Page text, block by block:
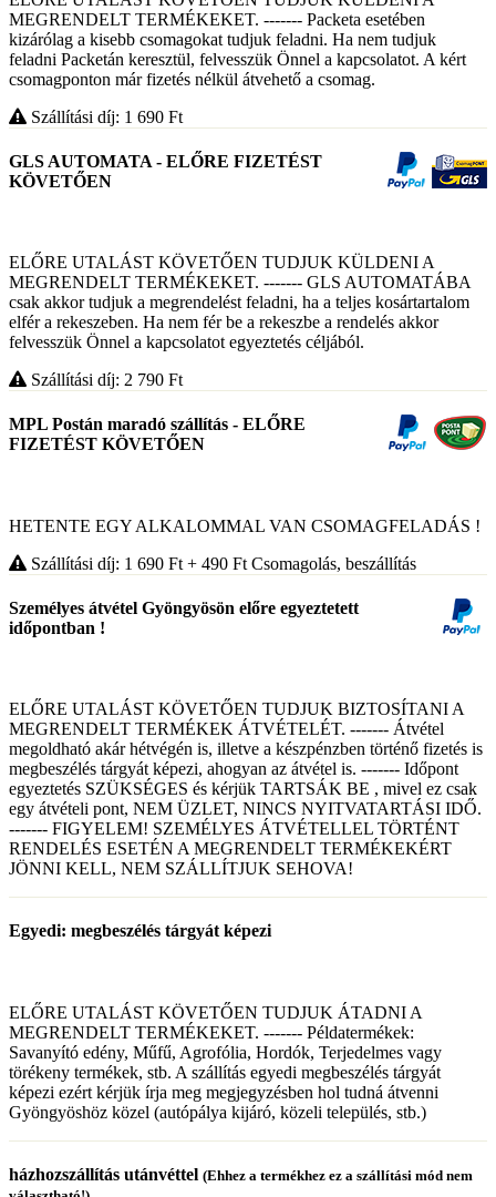
MEGRENDELT TERMÉKEKET. ------- Packeta esetében
kizárólag a kisebb csomagokat tudjuk feladni. Ha nem tudjuk
feladni Packetán keresztül, felvesszük Önnel a kapcsolatot. A kért
csomagponton már fizetés nélkül átvehető a csomag.
Szállítási díj: 1 690 Ft
GLS AUTOMATA - ELŐRE FIZETÉST
KÖVETŐEN
ELŐRE UTALÁST KÖVETŐEN TUDJUK KÜLDENI A
MEGRENDELT TERMÉKEKET. ------- GLS AUTOMATÁBA
csak akkor tudjuk a megrendelést feladni, ha a teljes kosártartalom
elfér a rekeszeben. Ha nem fér be a rekeszbe a rendelés akkor
felvesszük Önnel a kapcsolatot egyeztetés céljából.
Szállítási díj: 2 790 Ft
MPL Postán maradó szállítás - ELŐRE
FIZETÉST KÖVETŐEN
HETENTE EGY ALKALOMMAL VAN CSOMAGFELADÁS !
Szállítási díj: 1 690 Ft + 490 Ft Csomagolás, beszállítás
Személyes átvétel Gyöngyösön előre egyeztetett
időpontban !
ELŐRE UTALÁST KÖVETŐEN TUDJUK BIZTOSÍTANI A
MEGRENDELT TERMÉKEK ÁTVÉTELÉT. ------- Átvétel
megoldható akár hétvégén is, illetve a készpénzben történő fizetés is
megbeszélés tárgyát képezi, ahogyan az átvétel is. ------- Időpont
egyeztetés SZÜKSÉGES és kérjük TARTSÁK BE , mivel ez csak
egy átvételi pont, NEM ÜZLET, NINCS NYITVATARTÁSI IDŐ.
------- FIGYELEM! SZEMÉLYES ÁTVÉTELLEL TÖRTÉNT
RENDELÉS ESETÉN A MEGRENDELT TERMÉKEKÉRT
JÖNNI KELL, NEM SZÁLLÍTJUK SEHOVA!
Egyedi: megbeszélés tárgyát képezi
ELŐRE UTALÁST KÖVETŐEN TUDJUK ÁTADNI A
MEGRENDELT TERMÉKEKET. ------- Példatermékek:
Savanyító edény, Műfű, Agrofólia, Hordók, Terjedelmes vagy
törékeny termékek, stb. A szállítás egyedi megbeszélés tárgyát
képezi ezért kérjük írja meg megjegyzésben hol tudná átvenni
Gyöngyöshöz közel (autópálya kijáró, közeli település, stb.)
házhozszállítás utánvéttel (Ehhez a termékhez ez a szállítási mód nem